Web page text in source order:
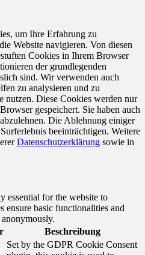
um Ihre Erfahrung zu
Website navigieren. Von diesen
Cookies in Ihrem Browser
der grundlegenden
sind. Wir verwenden auch
zu analysieren und zu
nutzen. Diese Cookies werden nur
gespeichert. Sie haben auch
Die Ablehnung einiger
beeinträchtigen. Weitere
Datenschutzerklärung sowie in
essential for the website to
ensure basic functionalities and
Beschreibung
Set by the GDPR Cookie Consent